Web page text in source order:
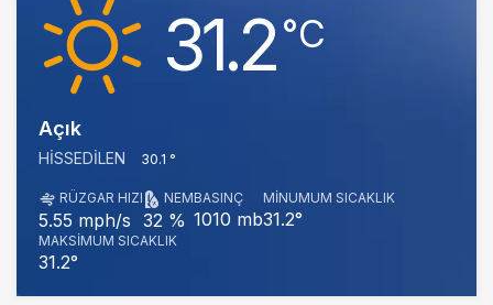
31.2‎°C
Açık
HISSEDILEN 30.1 °
RÜZGAR HIZI
5.55 mph/s
NEM
32 %
BASINÇ
1010 mb
MINUMUM SICAKLIK
31.2°
MAKSIMUM SICAKLIK
31.2°